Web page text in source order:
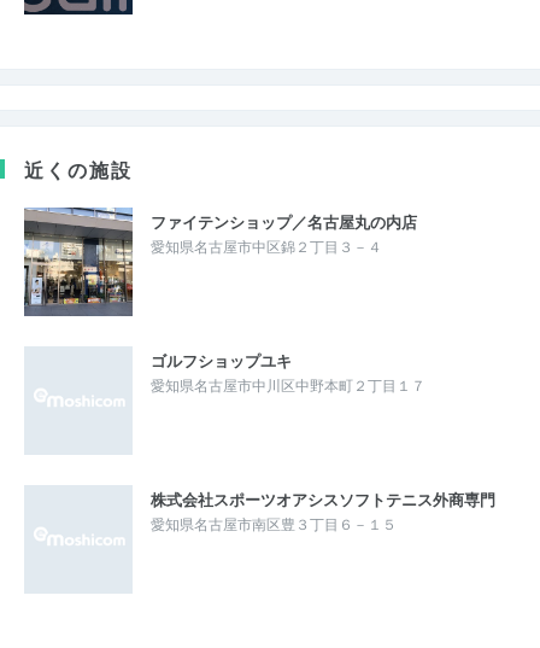
近くの施設
ファイテンショップ／名古屋丸の内店
愛知県名古屋市中区錦２丁目３－４
ゴルフショップユキ
愛知県名古屋市中川区中野本町２丁目１７
株式会社スポーツオアシスソフトテニス外商専門
愛知県名古屋市南区豊３丁目６－１５